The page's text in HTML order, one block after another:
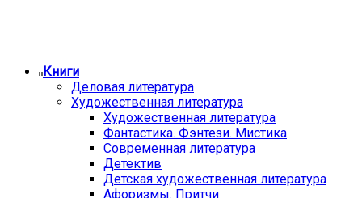
Книги
Деловая литература
Художественная литература
Художественная литература
Фантастика. Фэнтези. Мистика
Современная литература
Детектив
Детская художественная литература
Афоризмы. Притчи